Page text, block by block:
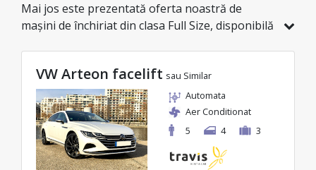
Mai jos este prezentată oferta noastră de
mașini de închiriat din clasa Full Size, disponibilă
categoria selectată, cu prețuri avantajoase ce
pornesc de la doar 56€/zi.
VW Arteon facelift sau Similar
Automata
Aer Conditionat
5
4 3